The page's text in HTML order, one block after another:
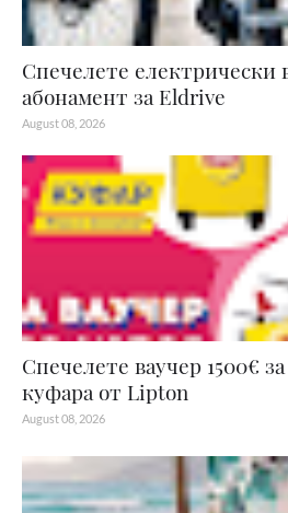
Спечелете електрически
абонамент за Eldrive
August 08, 2026
Спечелете ваучер 1500€
куфара от Lipton
August 08, 2026